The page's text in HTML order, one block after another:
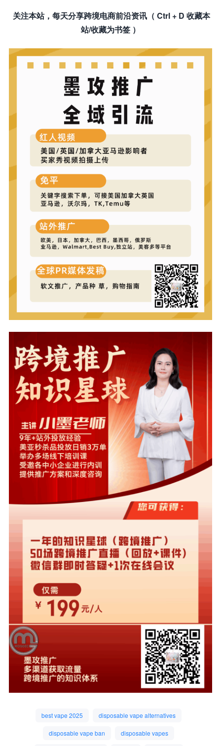
关注本站，每天分享跨境电商前沿资讯（ Ctrl + D 收藏本
站/收藏为书签 ）
best vape 2025 disposable vape alternatives
disposable vape ban disposable vapes